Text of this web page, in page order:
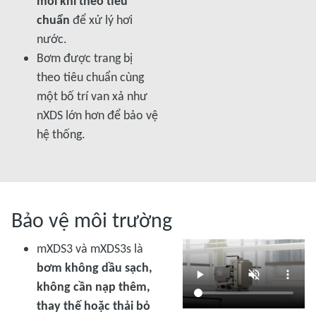
chuẩn để xử lý hơi
nước.
Bơm được trang bị
theo tiêu chuẩn cùng
một bố trí van xả như
nXDS lớn hơn để bảo vệ
hệ thống.
Bảo vệ môi trường
mXDS3 và mXDS3s là
bơm không dầu sạch,
không cần nạp thêm,
thay thế hoặc thải bỏ